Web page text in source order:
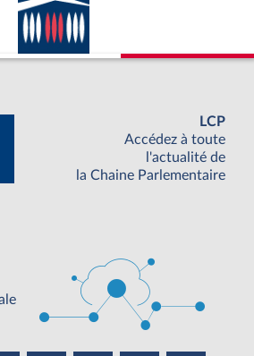
LCP
Accédez à toute
l'actualité de
la Chaine Parlementaire